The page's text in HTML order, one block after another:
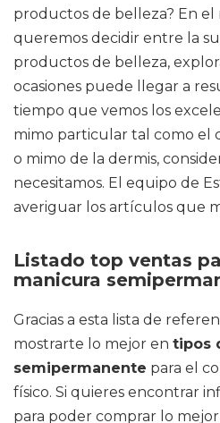
productos de belleza? En
queremos decidir entre la
productos de belleza,
ocasiones puede llegar a
tiempo que vemos los
mimo particular tal como el
o mimo de la dermis,
necesitamos. El equipo de
averiguar los artículos que
Listado top ventas
manicura
Gracias a esta lista de
mostrarte lo mejor en tipos
semipermanente para el
físico. Si quieres encontrar
para poder comprar lo